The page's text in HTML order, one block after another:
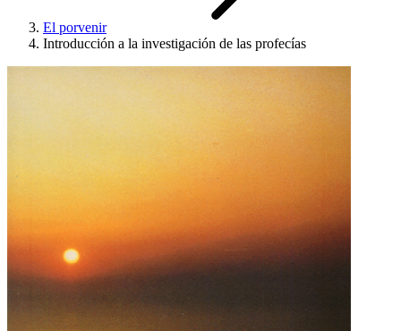
El porvenir
Introducción a la investigación de las profecías